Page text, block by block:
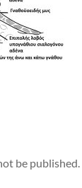
be published.